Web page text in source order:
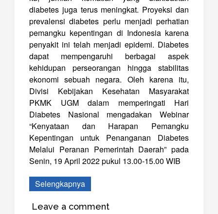
diabetes juga terus meningkat. Proyeksi dan
prevalensi diabetes perlu menjadi perhatian
pemangku kepentingan di Indonesia karena
penyakit ini telah menjadi epidemi. Diabetes
dapat mempengaruhi berbagai aspek
kehidupan perseorangan hingga stabilitas
ekonomi sebuah negara. Oleh karena itu,
Divisi Kebijakan Kesehatan Masyarakat
PKMK UGM dalam memperingati Hari
Diabetes Nasional mengadakan Webinar
“Kenyataan dan Harapan Pemangku
Kepentingan untuk Penanganan Diabetes
Melalui Peranan Pemerintah Daerah” pada
Senin, 19 April 2022 pukul 13.00-15.00 WIB
Selengkapnya
Leave a comment